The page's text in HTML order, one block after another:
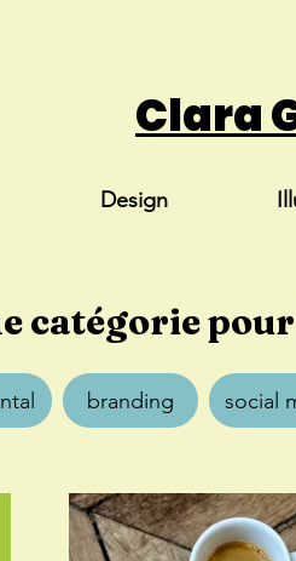
Clara
Design
catégorie
branding social